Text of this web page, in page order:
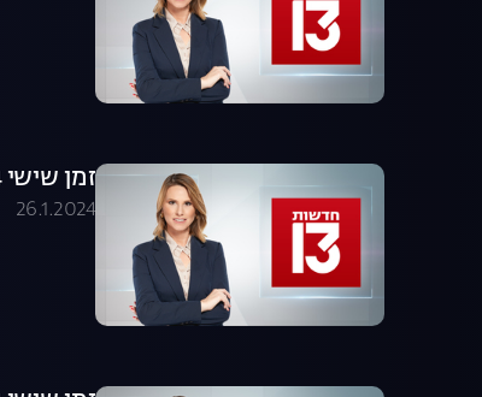
זמן שישי 26.01.24 - המהדורה המלאה
26.1.2024